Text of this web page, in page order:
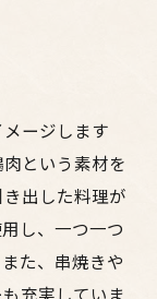
ージします
という素材を
出した料理が
し、一つ一つ
た、串焼きや
充実していま